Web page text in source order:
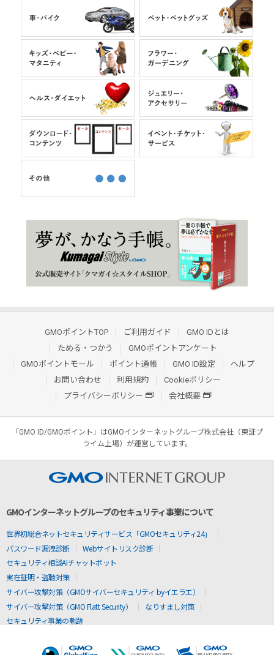
GMOポイントTOP ご利用ガイド
GMO IDとは
ためる・つかう
GMOポイントアンケート
GMOポイントモール
ポイント通帳 GMO ID設定
ヘルプ
お問い合わせ
利用規約
Cookieポリシー
プライバシーポリシー
会社概要
「GMO ID/GMOポイント」はGMOインターネットグループ株式会社（東証プ
ライム上場）が運営しています。
GMOインターネットグループのセキュリティ事業について
世界初総合ネットセキュリティサービス「GMOセキュリティ24」
パスワード漏洩診断
Webサイトリスク診断
セキュリティ相談AIチャットボット
実在証明・盗聴対策
サイバー攻撃対策（GMOサイバーセキュリティ byイエラエ）
サイバー攻撃対策（GMO Flatt Security）
なりすまし対策
セキュリティ事業の軌跡